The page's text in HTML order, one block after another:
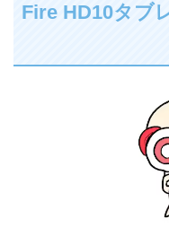
Fire HD10タブ